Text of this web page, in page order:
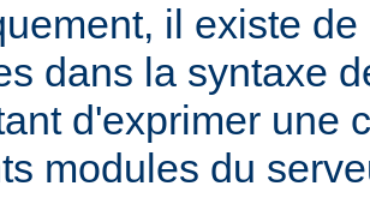
il existe
dans la syntaxe
d'exprimer une
modules du